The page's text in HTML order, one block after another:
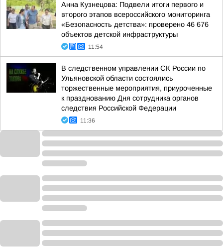
Анна Кузнецова: Подвели итоги первого и
второго этапов всероссийского мониторинга
«Безопасность детства»: проверено 46 676
объектов детской инфраструктуры
11:54
В следственном управлении СК России по
Ульяновской области состоялись
торжественные мероприятия, приуроченные
к празднованию Дня сотрудника органов
следствия Российской Федерации
11:36